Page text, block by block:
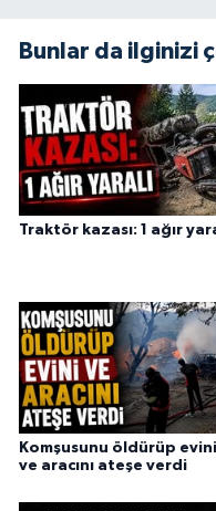
Bunlar da ilginizi
Traktör kazası: 1 ağır
Komşusunu öldürüp evini
ve aracını ateşe verdi